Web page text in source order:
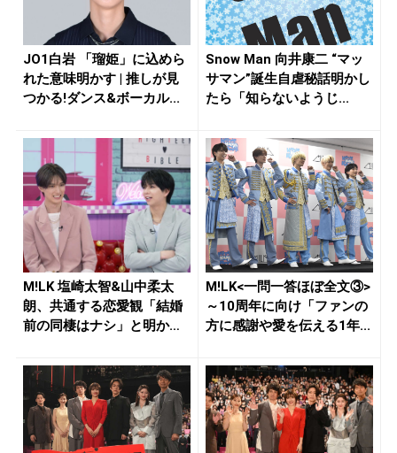
JO1白岩 「瑠姫」に込めら
れた意味明かす | 推しが見
つかる!ダンス&ボーカル...
Snow Man 向井康二 “マッ
サマン”誕生自虐秘話明かし
たら「知らないようじ...
M!LK 塩崎太智&山中柔太
朗、共通する恋愛観「結婚
前の同棲はナシ」と明かす
M!LK<一問一答ほぼ全文③>
～10周年に向け「ファンの
方に感謝や愛を伝える1年...